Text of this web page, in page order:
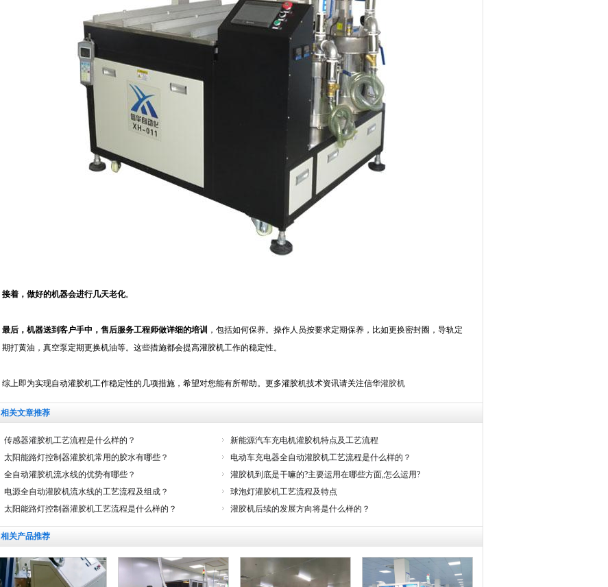
接着，做好的机器会进行几天老化。
最后，机器送到客户手中，售后服务工程师做详细的培训 ，包括如何保养。操作人员按要求定期保养，比如更换密封圈，导轨定
期打黄油，真空泵定期更换机油等。这些措施都会提高灌胶机工作的稳定性。
综上即为实现自动灌胶机工作稳定性的几项措施，希望对您能有所帮助。更多灌胶机技术资讯请关注信华灌胶机
相关文章推荐
传感器灌胶机工艺流程是什么样的？
新能源汽车充电机灌胶机特点及工艺流程
太阳能路灯控制器灌胶机常用的胶水有哪些？
电动车充电器全自动灌胶机工艺流程是什么样的？
全自动灌胶机流水线的优势有哪些？
灌胶机到底是干嘛的?主要运用在哪些方面,怎么运用?
电源全自动灌胶机流水线的工艺流程及组成？
球泡灯灌胶机工艺流程及特点
太阳能路灯控制器灌胶机工艺流程是什么样的？
灌胶机后续的发展方向将是什么样的？
相关产品推荐